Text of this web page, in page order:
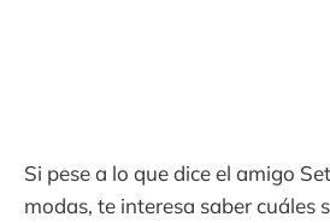
Si pese a lo que dice el amigo
modas, te interesa saber cuáles